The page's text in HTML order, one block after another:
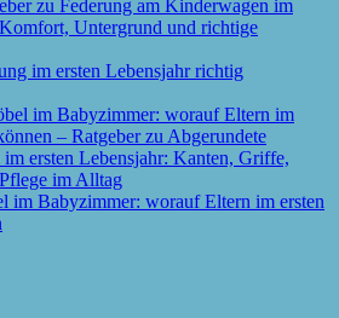
im ersten Lebensjahr richtig
im Babyzimmer: worauf Eltern im ersten